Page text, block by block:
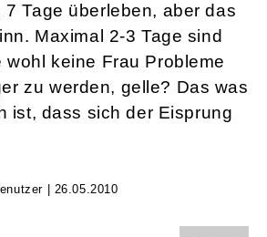
Tage überleben, aber das
Maximal 2-3 Tage sind
wohl keine Frau Probleme
zu werden, gelle? Das was
ist, dass sich der Eisprung
| 26.05.2010